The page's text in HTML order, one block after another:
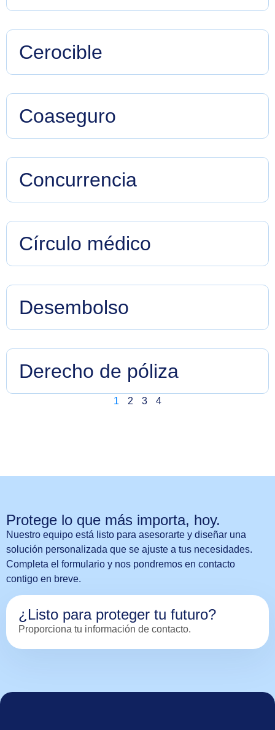
Cerocible
Coaseguro
Concurrencia
pagar la indemnización solo hasta el límite del valor
Círculo médico
Desembolso
Derecho de póliza
por los gastos de expedición de una póliza. Al
1 2 3 4
Protege lo que más importa, hoy.
Nuestro equipo está listo para asesorarte y diseñar una
solución personalizada que se ajuste a tus necesidades.
Completa el formulario y nos pondremos en contacto
contigo en breve.
¿Listo para proteger tu futuro?
Proporciona tu información de contacto.